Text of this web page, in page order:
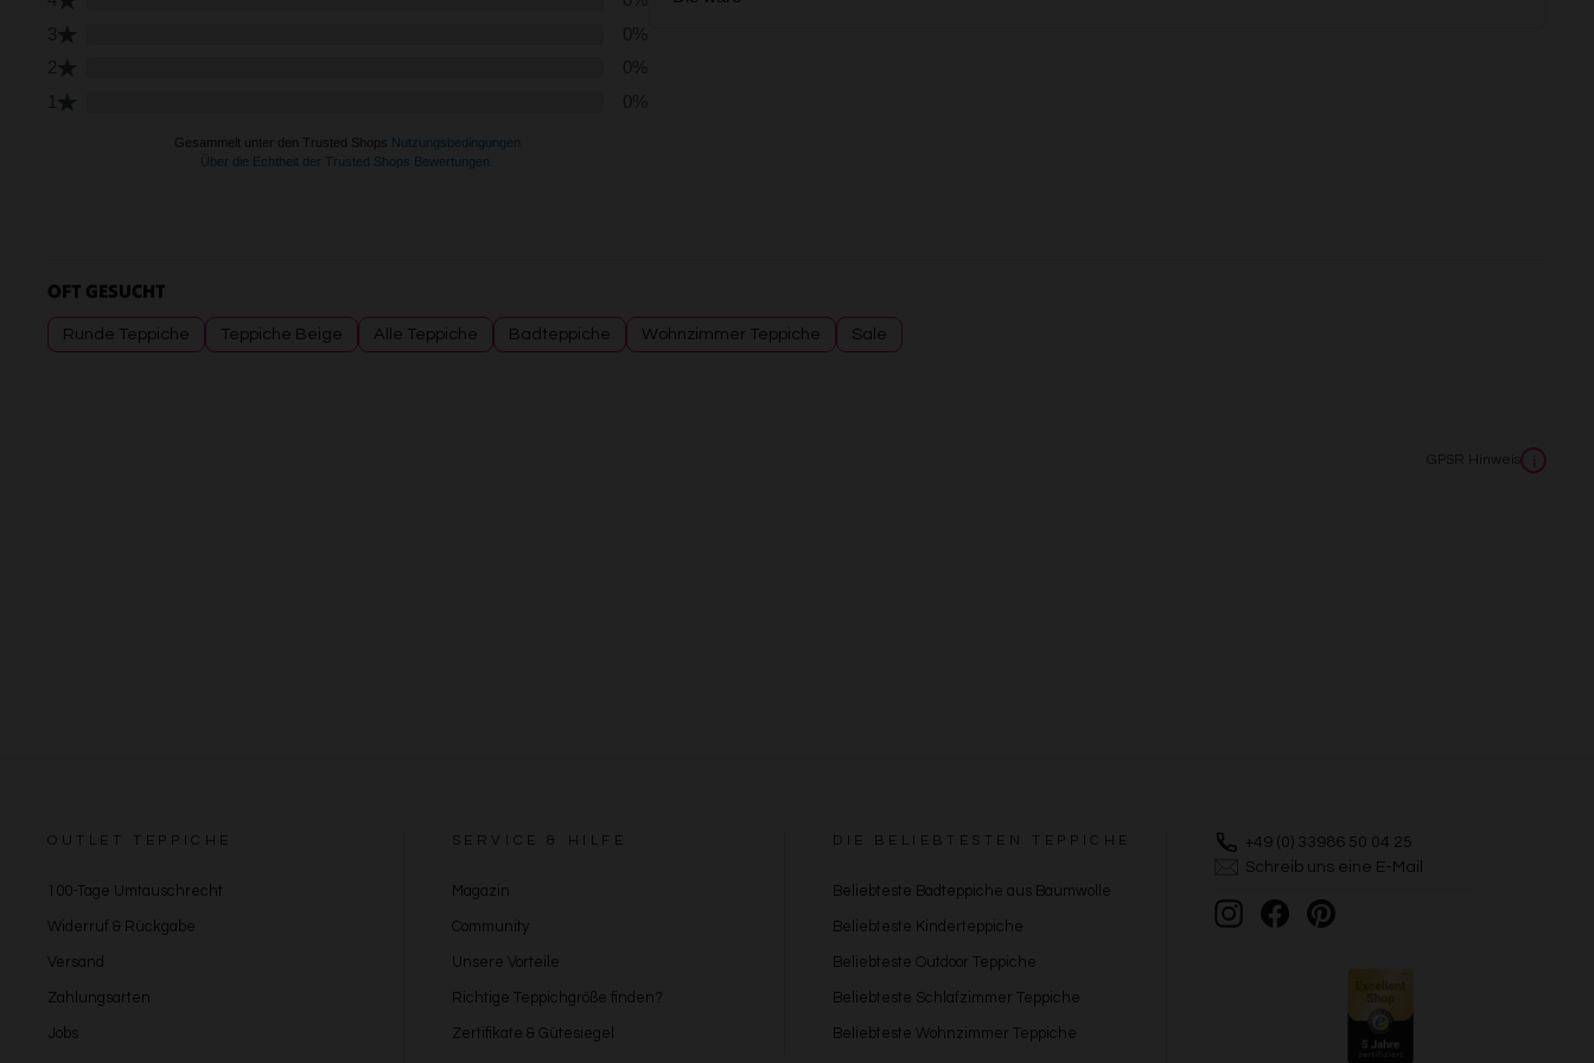
OFT GESUCHT
Runde Teppiche Teppiche Beige Alle Teppiche Badteppiche Wohnzimmer Teppiche Sale
GPSR Hinweis i
OUTLET TEPPICHE
100-Tage Umtauschrecht
Widerruf & Rückgabe
Versand
Zahlungsarten
Jobs
SERVICE & HILFE
Magazin
Community
Unsere Vorteile
Richtige Teppichgröße finden?
Zertifikate & Gütesiegel
DIE BELIEBTESTEN TEPPICHE
Beliebteste Badteppiche aus Baumwolle
Beliebteste Kinderteppiche
Beliebteste Outdoor Teppiche
Beliebteste Schlafzimmer Teppiche
Beliebteste Wohnzimmer Teppiche
+49 (0) 33986 50 04 25
Schreib uns eine E-Mail
Instagram
FacebookPinterest